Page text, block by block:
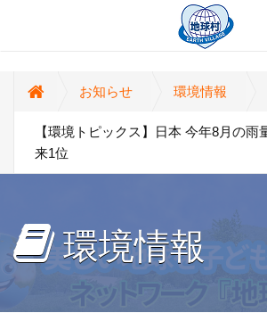
お知らせ 環境情報
【環境トピックス】日本 今年8月の雨
来1位
環境情報